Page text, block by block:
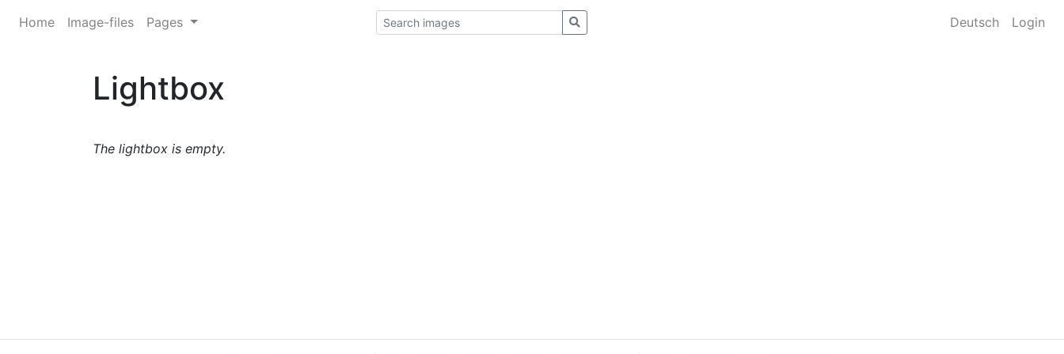
Home Image-files Pages Deutsch Login
Lightbox
The lightbox is empty.